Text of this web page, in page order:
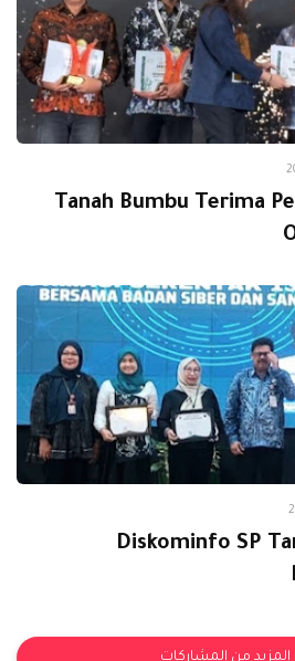
Tanah Bumbu Terima
Diskominfo SP
من المشاركات